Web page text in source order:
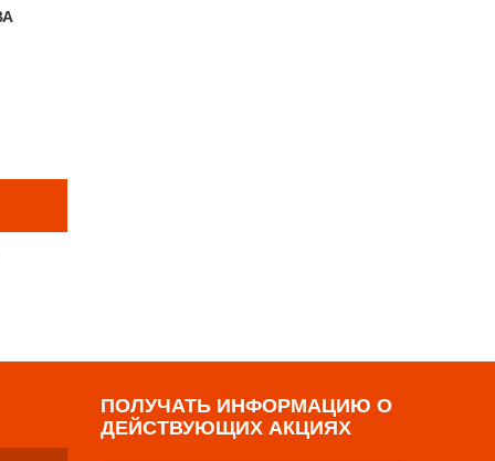
ПОЛУЧАТЬ ИНФОРМАЦИЮ О
ДЕЙСТВУЮЩИХ АКЦИЯХ